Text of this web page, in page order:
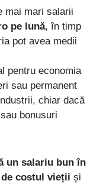
mai mari salarii
pe lună, în timp
pot avea medii
pentru economia
sau permanent
chiar dacă
bonusuri
un salariu bun în
costul vieții și